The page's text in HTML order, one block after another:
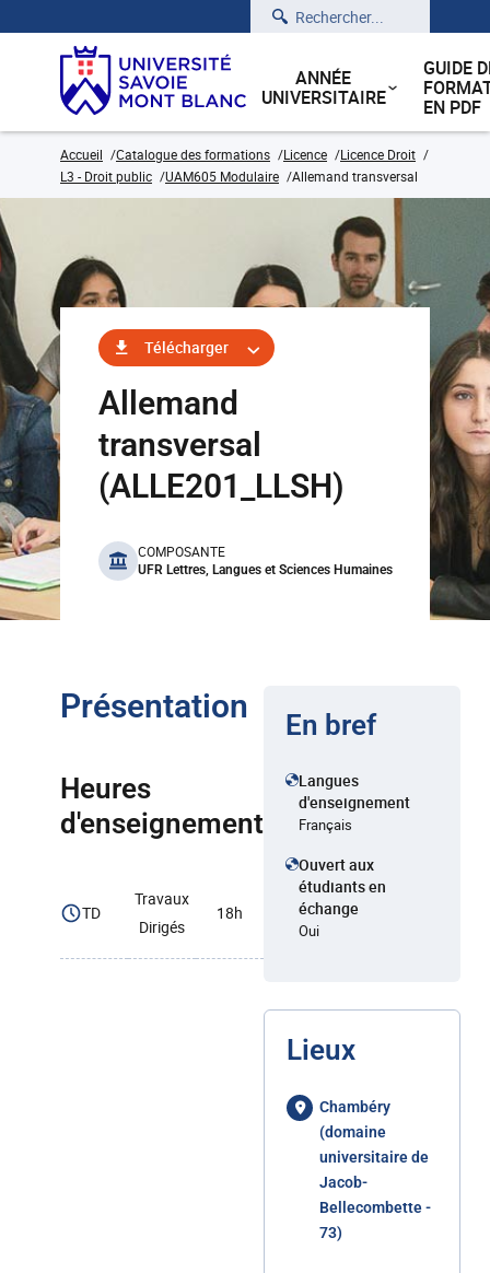
Rechercher
ANNÉE
UNIVERSITAIRE
GUIDE
EN PDF
Accueil Catalogue des formations Licence
Licence Droit
L3 - Droit public
UAM605 Modulaire Allemand transversal
Télécharger
Allemand
transversal
(ALLE201_LLSH)
benefits
COMPOSANTE
UFR Lettres, Langues et Sciences Humaines
Présentation
Heures
d'enseignement
TD
Travaux
Dirigés
18h
En bref
Langues
d'enseignement
Français
Ouvert aux
étudiants en
échange
Oui
Lieux
Chambéry
(domaine
universitaire de
Jacob-
Bellecombette -
73)